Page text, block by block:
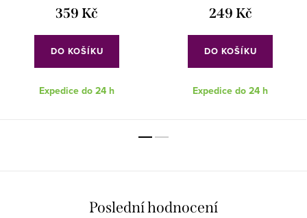
359 Kč
DO KOŠÍKU
Expedice do 24 h
249 Kč
DO KOŠÍKU
Expedice do 24 h
Poslední hodnocení